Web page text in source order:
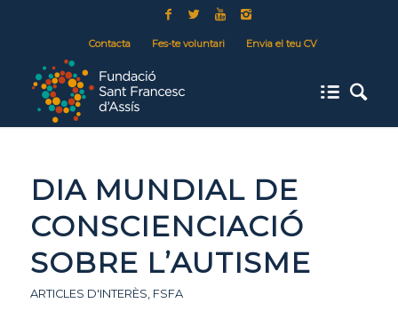
Contacta Fes-te voluntari Envia el teu CV
DIA MUNDIAL DE
CONSCIENCIACIÓ
SOBRE L’AUTISME
ARTICLES D'INTERÈS, FSFA